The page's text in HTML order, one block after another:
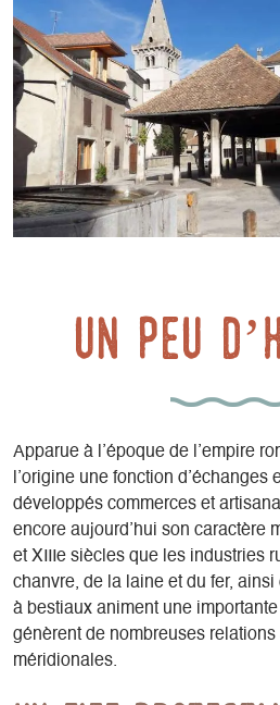
Un peu
Apparue à l’époque de l’empire
l’origine une fonction d’échanges
développés commerces et
encore aujourd’hui son caractère
et XIIIe siècles que les industries
chanvre, de la laine et du fer,
à bestiaux animent une
génèrent de nombreuses
méridionales.